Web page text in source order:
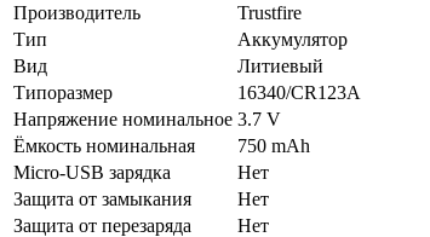
Производитель
Trustfire
Тип
Аккумулятор
Вид
Литиевый
Типоразмер
16340/CR123A
Напряжение номинальное 3.7 V
Ёмкость номинальная
750 mAh
Micro-USB зарядка
Нет
Защита от замыкания
Нет
Защита от перезаряда
Нет